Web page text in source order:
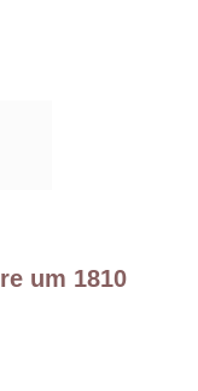
um 1810